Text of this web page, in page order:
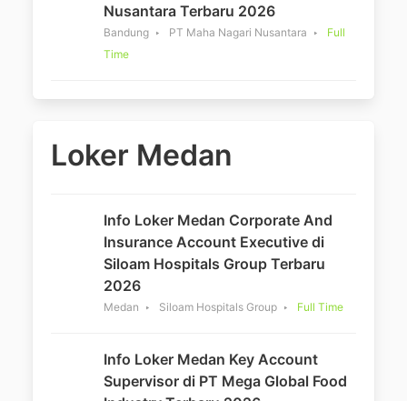
Nusantara Terbaru 2026
Bandung PT Maha Nagari Nusantara
Full
Time
Loker Medan
Info Loker Medan Corporate And
Insurance Account Executive di
Siloam Hospitals Group Terbaru
2026
Medan Siloam Hospitals Group Full Time
Info Loker Medan Key Account
Supervisor di PT Mega Global Food